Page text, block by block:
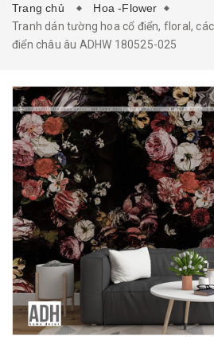
Tranh treo tường Tranh
Mua File Tranh Tranh
Thế giới Decor Giới
Trang chủ
Hoa -Flower
Tranh dán tường hoa cổ điển, floral,
điển châu âu ADHW 180525-025